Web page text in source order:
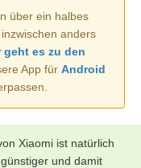
über ein halbes
anders
geht es zu den
App für Android
Xiaomi ist natürlich
und damit